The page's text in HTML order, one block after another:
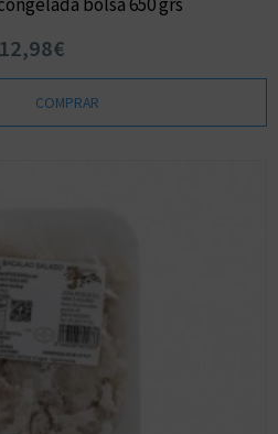
12,98€
COMPRAR